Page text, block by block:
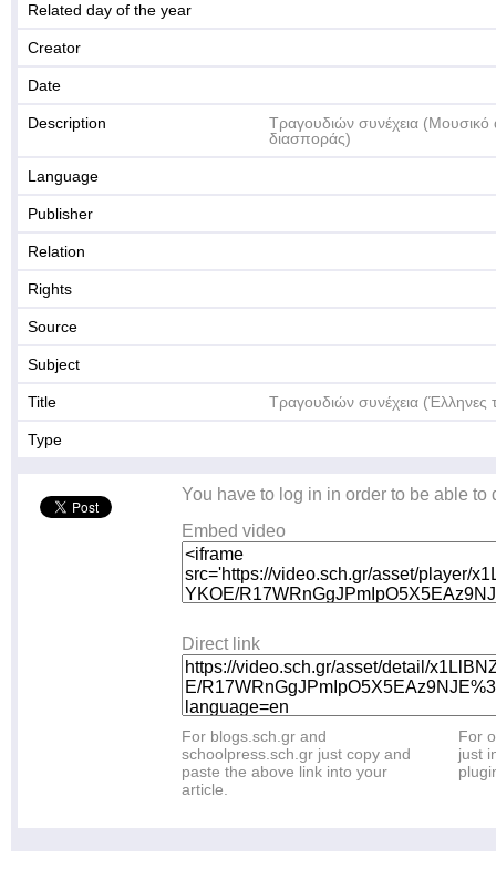
Related day of the year
Creator
Date
Description
Τραγουδιών συνέχεια
διασποράς)
Language
Publisher
Relation
Rights
Source
Subject
Title Τραγουδιών συνέχεια (Έλληνες
Type
You have to log in in order to be able to
Embed video
Direct link
For blogs.sch.gr and
schoolpress.sch.gr just copy and
paste the above link into your
article.
For
just